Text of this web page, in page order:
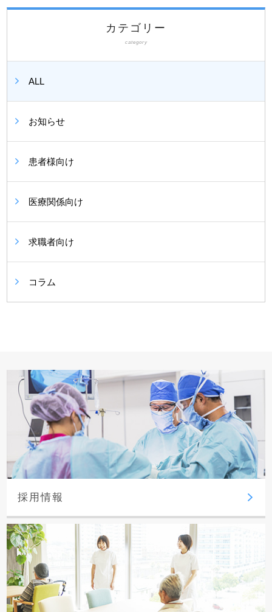
カテゴリー
category
ALL
お知らせ
患者様向け
医療関係向け
求職者向け
コラム
採用情報